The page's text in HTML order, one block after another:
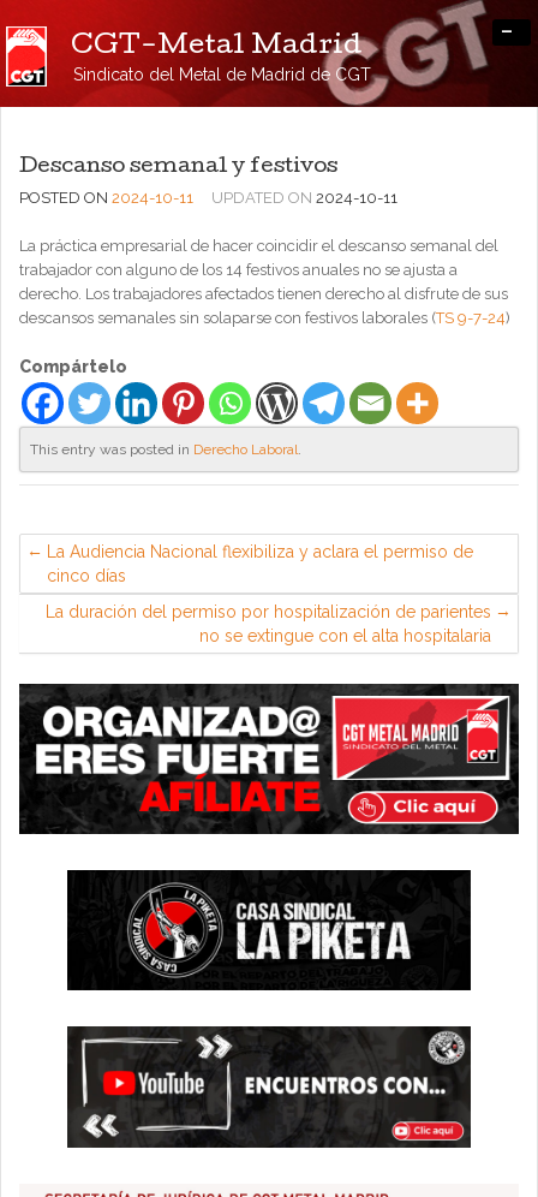
CGT-Metal Madrid
Sindicato del Metal de Madrid de CGT
-
Descanso semanal y festivos
POSTED ON 2024-10-11 UPDATED ON 2024-10-11
La práctica empresarial de hacer coincidir el descanso semanal del
trabajador con alguno de los 14 festivos anuales no se ajusta a
derecho. Los trabajadores afectados tienen derecho al disfrute de sus
descansos semanales sin solaparse con festivos laborales (TS 9-7-24)
Compártelo
This entry was posted in Derecho Laboral.
La Audiencia Nacional flexibiliza y aclara el permiso de
cinco días
La duración del permiso por hospitalización de parientes
no se extingue con el alta hospitalaria